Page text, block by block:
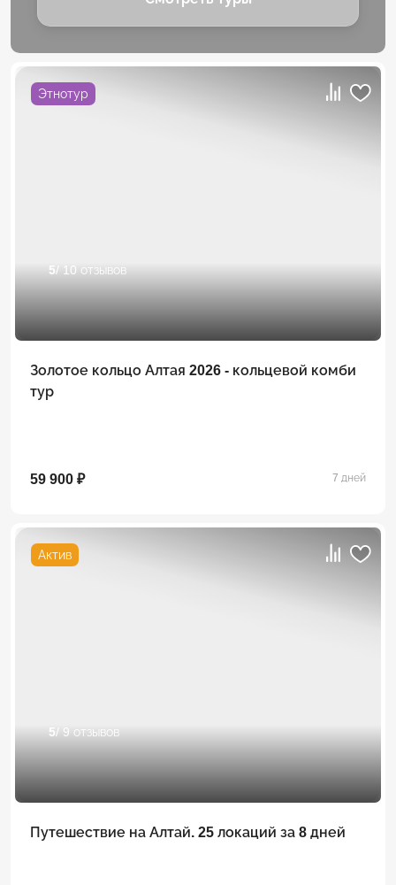
Этнотур
5/ 10 отзывов
Золотое кольцо Алтая 2026 - кольцевой комби
тур
59 900 ₽ 7 дней
Актив
5/ 9 отзывов
Путешествие на Алтай. 25 локаций за 8 дней